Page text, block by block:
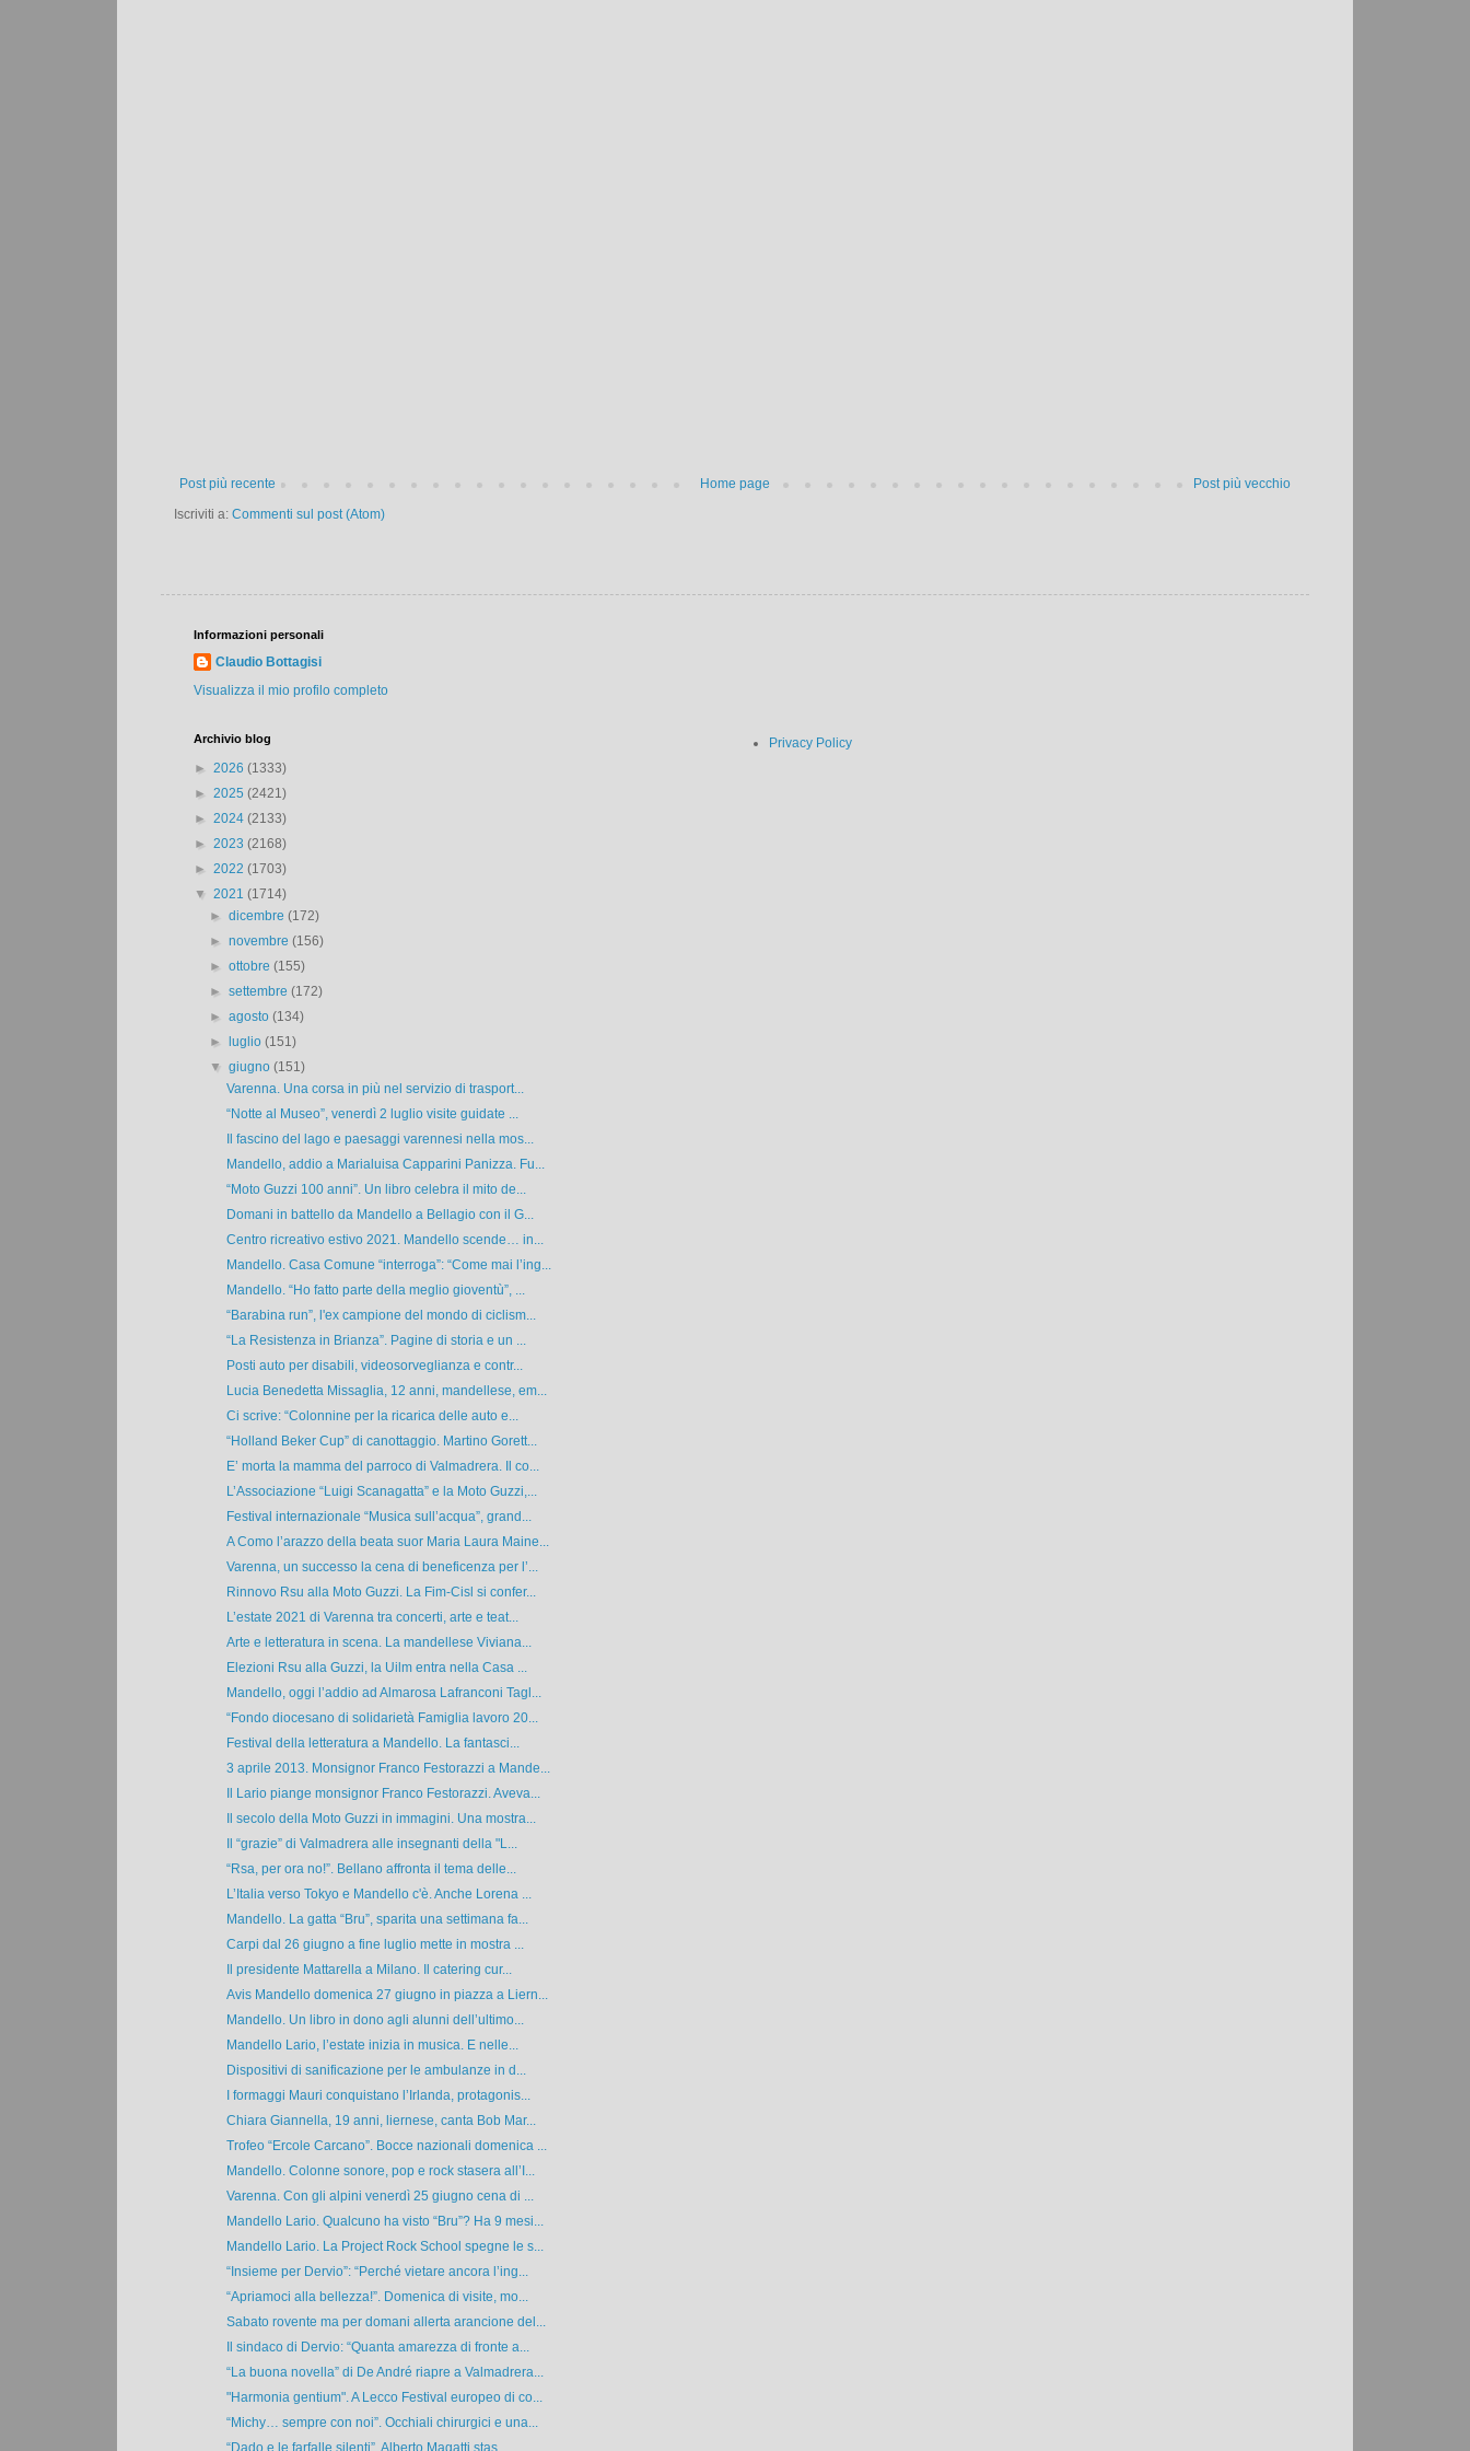
Post più recente Post più vecchio
Home page
Iscriviti a: Commenti sul post (Atom)
Informazioni personali
Claudio Bottagisi
Visualizza il mio profilo completo
Archivio blog
► 2026 (1333)
► 2025 (2421)
► 2024 (2133)
► 2023 (2168)
► 2022 (1703)
▼ 2021 (1714)
►dicembre(172)
►novembre(156)
►ottobre(155)
►settembre(172)
►agosto(134)
►
luglio(151)
▼giugno(151)
Varenna. Una corsa in più nel servizio di trasport...
“Notte al Museo”, venerdì 2 luglio visite guidate ...
Il fascino del lago e paesaggi varennesi nella mos...
Mandello, addio a Marialuisa Capparini Panizza. Fu...
“Moto Guzzi 100 anni”. Un libro celebra il mito de...
Domani in battello da Mandello a Bellagio con il G...
Centro ricreativo estivo 2021. Mandello scende… in...
Mandello. Casa Comune “interroga”: “Come mai l’ing...
Mandello. “Ho fatto parte della meglio gioventù”, ...
“Barabina run”, l'ex campione del mondo di ciclism...
“La Resistenza in Brianza”. Pagine di storia e un ...
Posti auto per disabili, videosorveglianza e contr...
Lucia Benedetta Missaglia, 12 anni, mandellese, em...
Ci scrive: “Colonnine per la ricarica delle auto e...
“Holland Beker Cup” di canottaggio. Martino Gorett...
E’ morta la mamma del parroco di Valmadrera. Il co...
L’Associazione “Luigi Scanagatta” e la Moto Guzzi,...
Festival internazionale “Musica sull’acqua”, grand...
A Como l’arazzo della beata suor Maria Laura Maine...
Varenna, un successo la cena di beneficenza per l’...
Rinnovo Rsu alla Moto Guzzi. La Fim-Cisl si confer...
L’estate 2021 di Varenna tra concerti, arte e teat...
Arte e letteratura in scena. La mandellese Viviana...
Elezioni Rsu alla Guzzi, la Uilm entra nella Casa ...
Mandello, oggi l’addio ad Almarosa Lafranconi Tagl...
“Fondo diocesano di solidarietà Famiglia lavoro 20...
Festival della letteratura a Mandello. La fantasci...
3 aprile 2013. Monsignor Franco Festorazzi a Mande...
Il Lario piange monsignor Franco Festorazzi. Aveva...
Il secolo della Moto Guzzi in immagini. Una mostra...
Il “grazie” di Valmadrera alle insegnanti della "L...
“Rsa, per ora no!”. Bellano affronta il tema delle...
L’Italia verso Tokyo e Mandello c'è. Anche Lorena ...
Mandello. La gatta “Bru”, sparita una settimana fa...
Carpi dal 26 giugno a fine luglio mette in mostra ...
Il presidente Mattarella a Milano. Il catering cur...
Avis Mandello domenica 27 giugno in piazza a Liern...
Mandello. Un libro in dono agli alunni dell’ultimo...
Mandello Lario, l’estate inizia in musica. E nelle...
Dispositivi di sanificazione per le ambulanze in d...
I formaggi Mauri conquistano l’Irlanda, protagonis...
Chiara Giannella, 19 anni, liernese, canta Bob Mar...
Trofeo “Ercole Carcano”. Bocce nazionali domenica ...
Mandello. Colonne sonore, pop e rock stasera all’I...
Varenna. Con gli alpini venerdì 25 giugno cena di ...
Mandello Lario. Qualcuno ha visto “Bru”? Ha 9 mesi...
Mandello Lario. La Project Rock School spegne le s...
“Insieme per Dervio”: “Perché vietare ancora l’ing...
“Apriamoci alla bellezza!”. Domenica di visite, mo...
Sabato rovente ma per domani allerta arancione del...
Il sindaco di Dervio: “Quanta amarezza di fronte a...
“La buona novella” di De André riapre a Valmadrera...
"Harmonia gentium". A Lecco Festival europeo di co...
“Michy… sempre con noi”. Occhiali chirurgici e una...
“Dado e le farfalle silenti”. Alberto Magatti stas...
Privacy Policy